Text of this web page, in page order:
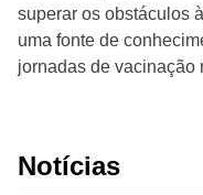
superar os obstáculos
uma fonte de
jornadas de vacinação
Notícias